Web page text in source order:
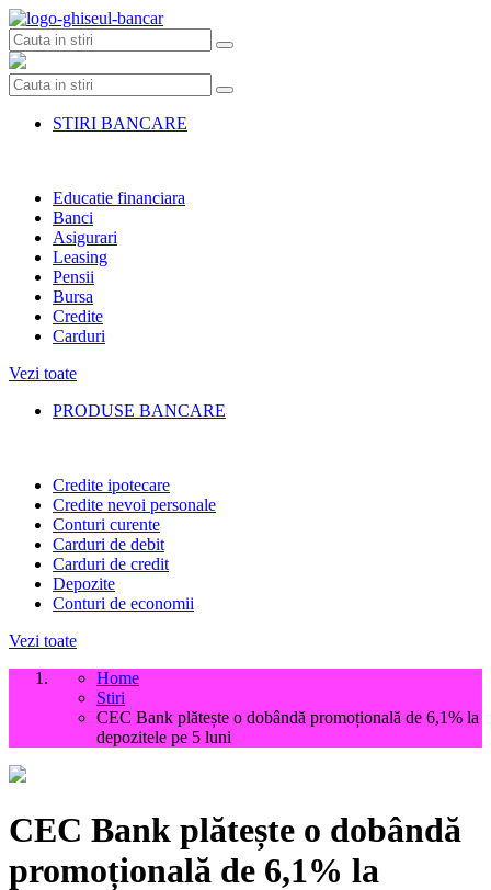
Skip
to
content
STIRI BANCARE
Educatie financiara
Banci
Asigurari
Leasing
Pensii
Bursa
Credite
Carduri
Vezi toate
PRODUSE BANCARE
Credite ipotecare
Credite nevoi personale
Conturi curente
Carduri de debit
Carduri de credit
Depozite
Conturi de economii
Vezi toate
Home
Stiri
CEC Bank plătește o dobândă promoțională de 6,1% la
depozitele pe 5 luni
CEC Bank plătește o dobândă
promoțională de 6,1% la